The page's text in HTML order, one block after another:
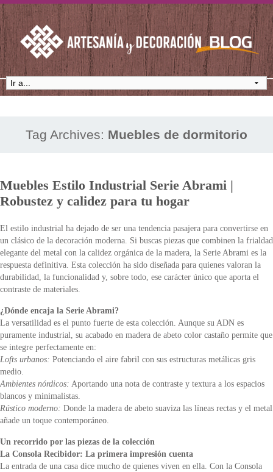
Tag Archives: Muebles de dormitorio
Muebles Estilo Industrial Serie Abrami |
Robustez y calidez para tu hogar
El estilo industrial ha dejado de ser una tendencia pasajera para convertirse en
un clásico de la decoración moderna. Si buscas piezas que combinen la frialdad
elegante del metal con la calidez orgánica de la madera, la Serie Abrami es la
respuesta definitiva. Esta colección ha sido diseñada para quienes valoran la
durabilidad, la funcionalidad y, sobre todo, ese carácter único que aporta el
contraste de materiales.
¿Dónde encaja la Serie Abrami?
La versatilidad es el punto fuerte de esta colección. Aunque su ADN es
puramente industrial, su acabado en madera de abeto color castaño permite que
se integre perfectamente en:
Lofts urbanos: Potenciando el aire fabril con sus estructuras metálicas gris
medio.
Ambientes nórdicos: Aportando una nota de contraste y textura a los espacios
blancos y minimalistas.
Rústico moderno: Donde la madera de abeto suaviza las líneas rectas y el metal
añade un toque contemporáneo.
Un recorrido por las piezas de la colección
La Consola Recibidor: La primera impresión cuenta
La entrada de una casa dice mucho de quienes viven en ella. Con la Consola